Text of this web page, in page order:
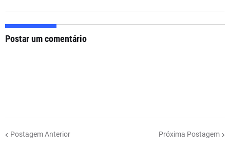
Postar um comentário
Postagem Anterior Próxima Postagem